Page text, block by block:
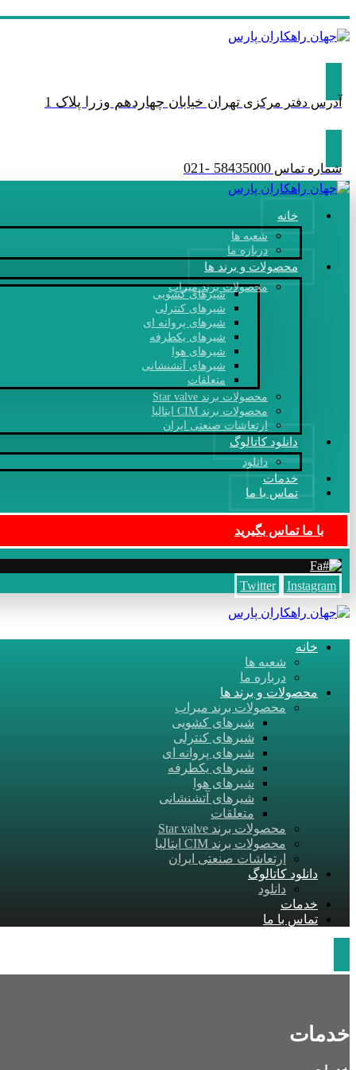
آدرس دفتر مرکزی تهران خیابان چهاردهم وزرا پلاک 1
شماره تماس 58435000 -021
خانه
شعبه ها
درباره ما
محصولات و برند ها
محصولات برند میراب
شیرهای کشویی
شیرهای کنترلی
شیرهای پروانه ‎ای
شیرهای یکطرفه
شیرهای هوا
شیرهای آتشنشانی
متعلقات
محصولات برند Star valve
محصولات برند CIM ایتالیا
ارتعاشات صنعتی ایران
دانلود کاتالوگ
دانلود
خدمات
تماس با ما
با ما تماس بگیرید
Fa
Twitter
Instagram
خانه
شعبه ها
درباره ما
محصولات و برند ها
محصولات برند میراب
شیرهای کشویی
شیرهای کنترلی
شیرهای پروانه ‎ای
شیرهای یکطرفه
شیرهای هوا
شیرهای آتشنشانی
متعلقات
محصولات برند Star valve
محصولات برند CIM ایتالیا
ارتعاشات صنعتی ایران
دانلود کاتالوگ
دانلود
خدمات
تماس با ما
خدمات